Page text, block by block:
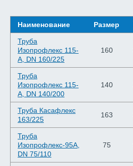
Наименование Размер
Труба
Изопрофлекс 115-
А, DN 160/225
160
Труба
Изопрофлекс 115-
А, DN 140/200
140
Труба Касафлекс
163/225
163
Труба
Изопрофлекс-95А,
DN 75/110
75